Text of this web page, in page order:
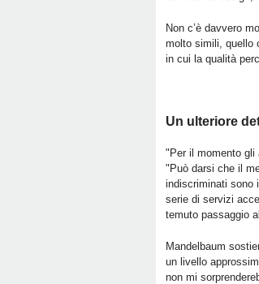
Non c’è davvero
molto simili, quello
in cui la qualità
Un ulteriore
"Per il momento gli
"Può darsi che il
indiscriminati sono
serie di servizi
temuto passaggio
Mandelbaum
un livello
non mi